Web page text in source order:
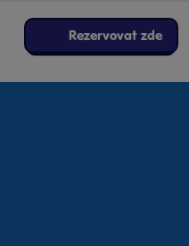
Rezervovat zde